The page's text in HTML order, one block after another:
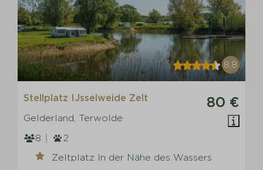
8,8
80 €
Stellplatz IJsselweide Zelt
Gelderland, Terwolde
8
2
Zeltplatz In der Nähe des Wassers